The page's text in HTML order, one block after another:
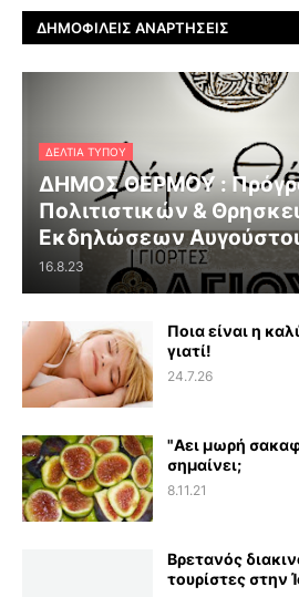
ΔΗΜΟΦΙΛΕΊΣ ΑΝΑΡΤΉΣΕΙΣ
ΔΕΛΤΊΑ ΤΎΠΟΥ
ΔΗΜΟΣ ΘΕΡΜΟΥ :
Πολιτιστικών &
Εκδηλώσεων
16.8.23
Ποια είναι η
γιατί!
24.7.26
"Αει μωρή
σημαίνει;
8.11.21
Βρετανός
τουρίστες στην